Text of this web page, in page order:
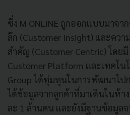
ซึ่ง M ONLINE ถูกออกแบบมาจา
ลึก (Customer Insight) และควา
สำคัญ (Customer Centric) โดยมี
Customer Platform และเทคโน
Group ได้ทุ่มทุนในการพัฒนาไป
ได้ข้อมูลจากลูกค้าที่มาเดินในห้า
ละ 1 ล้านคน และยังมีฐานข้อมูล